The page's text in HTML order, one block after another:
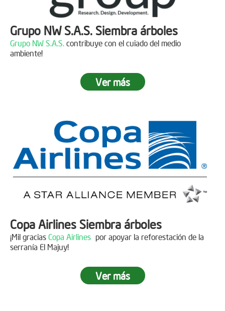
Grupo NW S.A.S. Siembra árboles
Grupo NW S.A.S. contribuye con el cuiado del medio
ambiente!
Jornada de reforestación
15 personas
Ver más
Copa Airlines Siembra árboles
¡Mil gracias Copa Airlines por apoyar la reforestación de la
serranía El Majuy!
Siembra en el Páramo Aguas Vivas
Ver más